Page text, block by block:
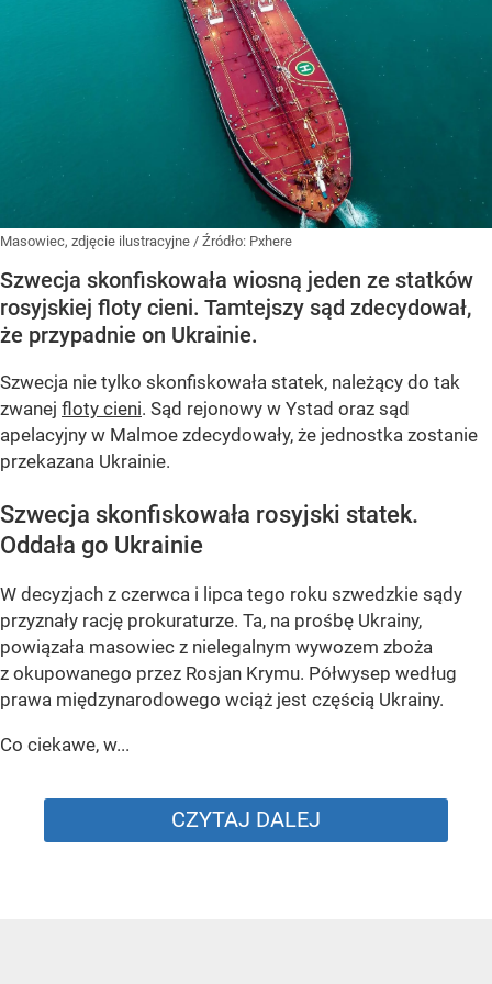
Masowiec, zdjęcie ilustracyjne / Źródło: Pxhere
Szwecja skonfiskowała wiosną jeden ze statków
rosyjskiej floty cieni. Tamtejszy sąd zdecydował,
że przypadnie on Ukrainie.
Szwecja nie tylko skonfiskowała statek, należący do tak
zwanej floty cieni. Sąd rejonowy w Ystad oraz sąd
apelacyjny w Malmoe zdecydowały, że jednostka zostanie
przekazana Ukrainie.
Szwecja skonfiskowała rosyjski statek.
Oddała go Ukrainie
W decyzjach z czerwca i lipca tego roku szwedzkie sądy
przyznały rację prokuraturze. Ta, na prośbę Ukrainy,
powiązała masowiec z nielegalnym wywozem zboża
z okupowanego przez Rosjan Krymu. Półwysep według
prawa międzynarodowego wciąż jest częścią Ukrainy.
Co ciekawe, w...
CZYTAJ DALEJ